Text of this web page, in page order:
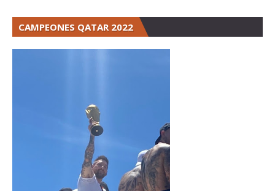
CAMPEONES QATAR 2022